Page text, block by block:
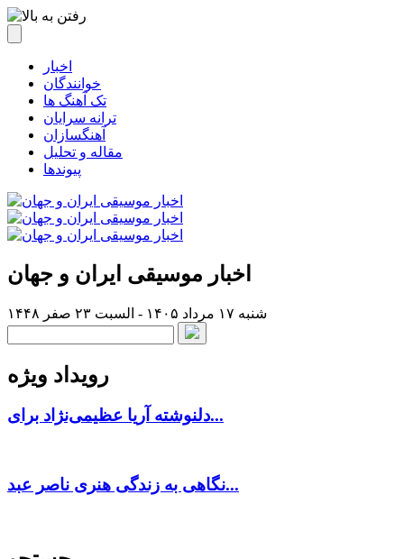
اخبار
خوانندگان
تک آهنگ ها
ترانه سرایان
آهنگسازان
مقاله و تحلیل
پیوندها
اخبار موسیقی ایران و جهان
شنبه ۱۷ مرداد ۱۴۰۵ - السبت ۲۳ صفر ۱۴۴۸
رویداد ویژه
دلنوشته آریا عظیمی‌نژاد برای...
نگاهی به زندگی هنری ناصر عبد...